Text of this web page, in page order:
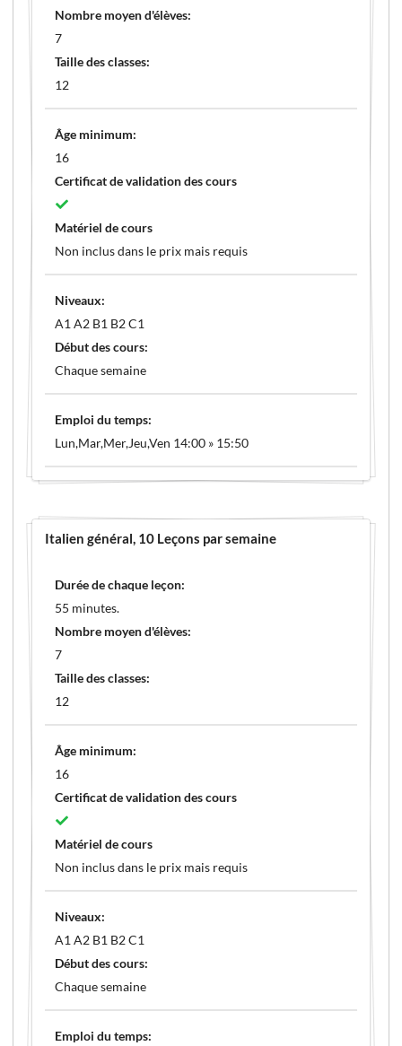
Nombre moyen d'élèves:
7
Taille des classes:
12
Âge minimum:
16
Certificat de validation des cours
Matériel de cours
Non inclus dans le prix mais requis
Niveaux:
A1 A2 B1 B2 C1
Début des cours:
Chaque semaine
Emploi du temps:
Lun,Mar,Mer,Jeu,Ven 14:00 » 15:50
Italien général, 10 Leçons par semaine
Durée de chaque leçon:
55 minutes.
Nombre moyen d'élèves:
7
Taille des classes:
12
Âge minimum:
16
Certificat de validation des cours
Matériel de cours
Non inclus dans le prix mais requis
Niveaux:
A1 A2 B1 B2 C1
Début des cours:
Chaque semaine
Emploi du temps: